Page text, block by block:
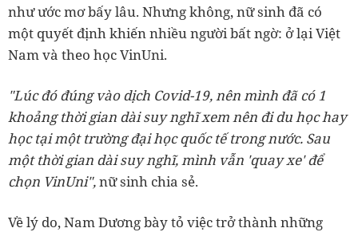
như ước mơ bấy lâu. Nhưng không, nữ sinh đã có
một quyết định khiến nhiều người bất ngờ: ở lại Việt
Nam và theo học VinUni.
"Lúc đó đúng vào dịch Covid-19, nên mình đã có 1
khoảng thời gian dài suy nghĩ xem nên đi du học hay
học tại một trường đại học quốc tế trong nước. Sau
một thời gian dài suy nghĩ, mình vẫn 'quay xe' để
chọn VinUni",nữ sinh chia sẻ.
Về lý do, Nam Dương bày tỏ việc trở thành những